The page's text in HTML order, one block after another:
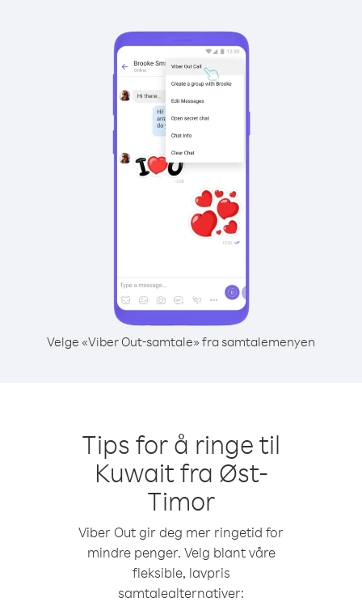
Velge «Viber Out-samtale» fra samtalemenyen
Tips for å ringe til
Kuwait fra Øst-
Timor
Viber Out gir deg mer ringetid for
mindre penger. Velg blant våre
fleksible, lavpris
samtalealternativer: